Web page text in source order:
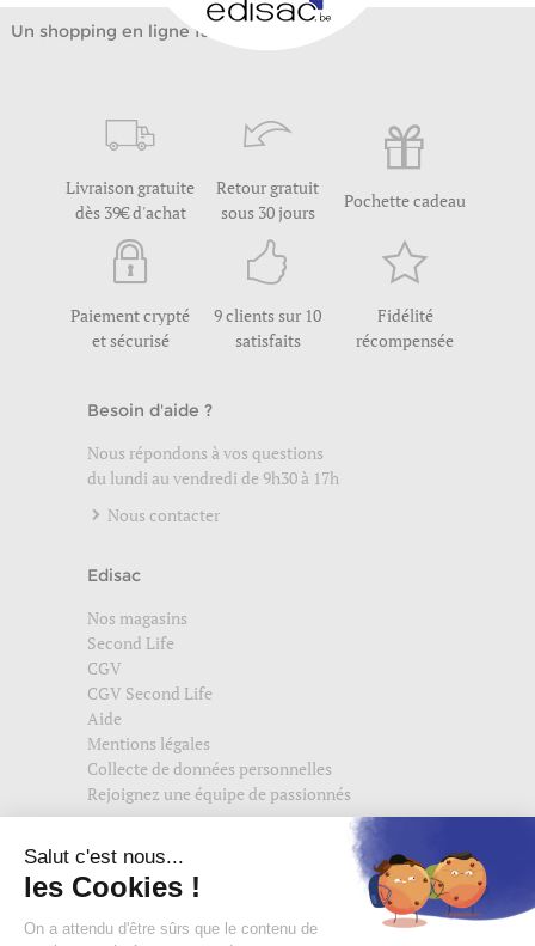
Un shopping en ligne facile
Livraison gratuite
dès 39€ d'achat
Retour gratuit
sous 30 jours
Pochette cadeau
Paiement crypté
et sécurisé
9 clients sur 10
satisfaits
Fidélité
récompensée
Besoin d'aide ?
Nous répondons à vos questions
du lundi au vendredi de 9h30 à 17h
Nous contacter
Edisac
Nos magasins
Second Life
CGV
CGV Second Life
Aide
Mentions légales
Collecte de données personnelles
Rejoignez une équipe de passionnés
edisac.com
edisac.nl.
Rejoignez la communauté edisac :